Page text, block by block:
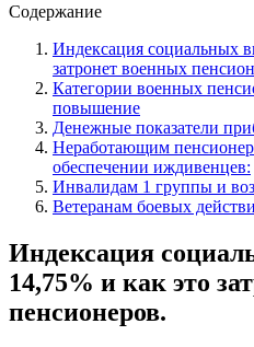
Содержание
Индексация социальных
затронет военных
Категории военных
повышение
Денежные показатели
Неработающим
обеспечении иждивенцев:
Инвалидам 1 группы и
Ветеранам боевых
Индексация
14,75% и как это
пенсионеров.